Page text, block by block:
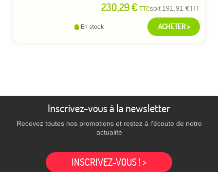
230,29 € TTCsoit 191,91 € HT
En stock ACHETER >
Inscrivez-vous à la newsletter
Recevez toutes nos promotions et restez à l'écoute de notre
actualité
INSCRIVEZ-VOUS ! >